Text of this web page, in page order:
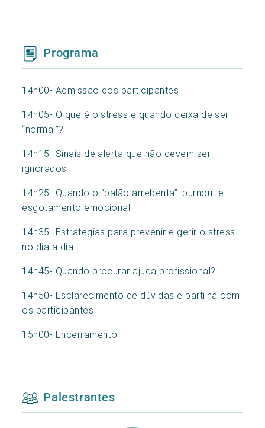
Programa
14h00- Admissão dos participantes
14h05- O que é o stress e quando deixa de ser
“normal”?
14h15- Sinais de alerta que não devem ser
ignorados
14h25- Quando o “balão arrebenta”: burnout e
esgotamento emocional
14h35- Estratégias para prevenir e gerir o stress
no dia a dia
14h45- Quando procurar ajuda profissional?
14h50- Esclarecimento de dúvidas e partilha com
os participantes
15h00- Encerramento
Palestrantes